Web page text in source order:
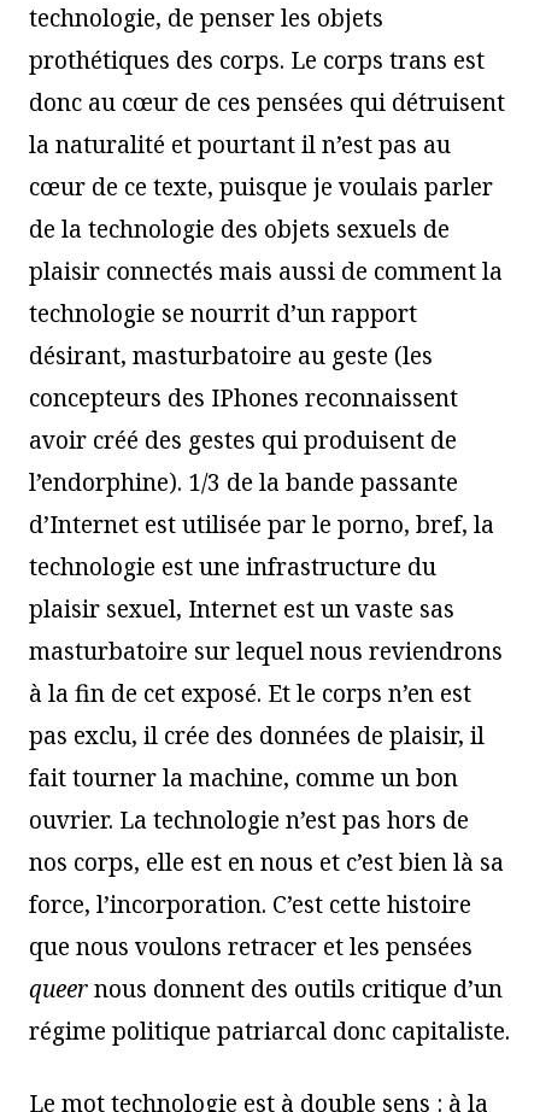
technologie, de penser les objets
prothétiques des corps. Le corps trans est
donc au cœur de ces pensées qui détruisent
la naturalité et pourtant il n’est pas au
cœur de ce texte, puisque je voulais parler
de la technologie des objets sexuels de
plaisir connectés mais aussi de comment la
technologie se nourrit d’un rapport
désirant, masturbatoire au geste (les
concepteurs des IPhones reconnaissent
avoir créé des gestes qui produisent de
l’endorphine). 1/3 de la bande passante
d’Internet est utilisée par le porno, bref, la
technologie est une infrastructure du
plaisir sexuel, Internet est un vaste sas
masturbatoire sur lequel nous reviendrons
à la fin de cet exposé. Et le corps n’en est
pas exclu, il crée des données de plaisir, il
fait tourner la machine, comme un bon
ouvrier. La technologie n’est pas hors de
nos corps, elle est en nous et c’est bien là sa
force, l’incorporation. C’est cette histoire
que nous voulons retracer et les pensées
queernous donnent des outils critique d’un
régime politique patriarcal donc capitaliste.
Le mot technologie est à double sens : à la